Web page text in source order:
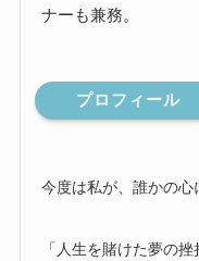
ナーも兼務。
プロフィール
今度は私が、誰かの心
「人生を賭けた夢の